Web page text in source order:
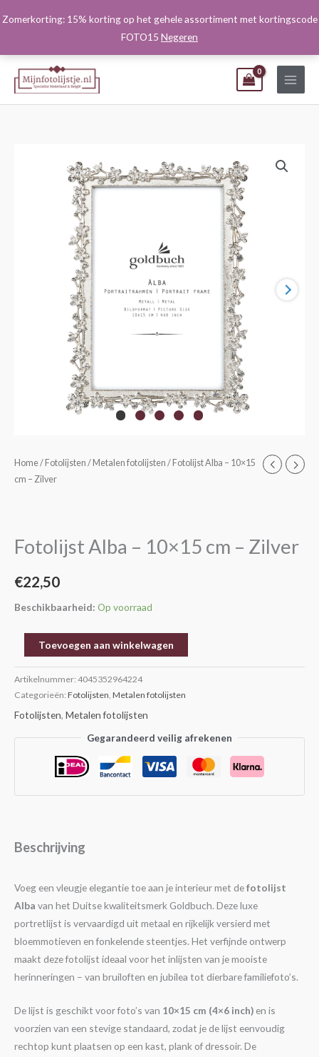
Zomerkorting: 15% korting op het gehele assortiment met kortingscode
FOTO15 Negeren
naar
Home/ Fotolijsten / Metalen fotolijsten / Fotolijst Alba – 10×15
cm – Zilver
Fotolijst Alba – 10×15 cm – Zilver
€22,50
Beschikbaarheid: Op voorraad
Fotolijst
Alba
–
aantal
Toevoegen aan winkelwagen
Artikelnummer: 4045352964224
Categorieën: Fotolijsten Metalen fotolijsten
Fotolijsten, Metalen fotolijsten
Gegarandeerd veilig afrekenen
Beschrijving
Voeg een vleugje elegantie toe aan je interieur met defotolijst
Alba van het Duitse kwaliteitsmerk Goldbuch. Deze luxe
portretlijst is vervaardigd uit metaal en rijkelijk versierd met
bloemmotieven en fonkelende steentjes. Het verfijnde ontwerp
maakt deze fotolijst ideaal voor het inlijsten van je mooiste
herinneringen – van bruiloften en jubilea tot dierbare familiefoto’s.
De lijst is geschikt voor foto’s van 10×15 cm (4×6 inch) en is
voorzien van een stevige standaard, zodat je de lijst eenvoudig
rechtop kunt plaatsen op een kast, plank of dressoir. De